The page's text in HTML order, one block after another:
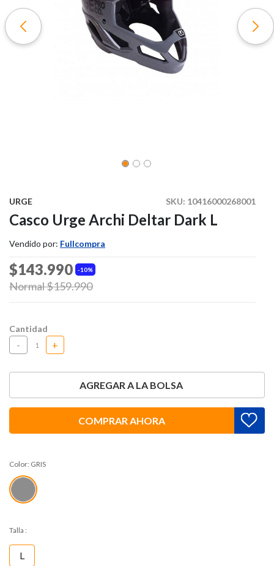
SKU: 10416000268001
URGE
Casco Urge Archi Deltar Dark L
Vendido por: Fullcompra
10%
$143.990
Price reduced from
Normal $159.990to
Cantidad
- +
AGREGAR A LA BOLSA
COMPRAR AHORA
Color: GRIS
Talla :
L